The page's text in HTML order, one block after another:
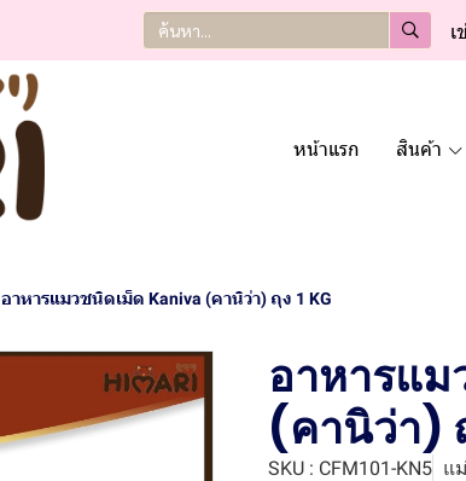
เ
หน้าแรก สินค้า
อาหารแมวชนิดเม็ด Kaniva (คานิว่า) ถุง 1 KG
อาหารแ
(คานิว่า)
SKU : CFM101-KN5 แ